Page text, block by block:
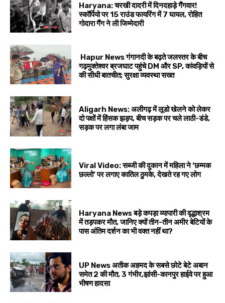
Haryana: चरखी दादरी में दिनदहाड़े गैंगवार!
स्कॉर्पियो पर 15 राउंड फायरिंग में 7 घायल, रोहित
गोदारा गैंग ने ली जिम्मेदारी
Hapur News गंगानदी के बढ़ते जलस्तर के बीच
गढ़मुक्तेश्वर ब्रजघाट पहुंचे DM और SP, कांवड़ियों से
की सीधी बातचीत; सुरक्षा व्यवस्था सख्त
Aligarh News: अलीगढ़ में लूडो खेलने को लेकर
दो पक्षों में हिंसक झड़प, बीच सड़क पर चले लाठी-डंडे,
सड़क पर लगा लंबा जाम
Viral Video: सब्जी की दुकान में महिला ने ‘छम्मक
छल्लो’ पर लगाए कातिल ठुमके, देखते रह गए लोग
Haryana News बड़े कपड़ा व्यापारी की वृद्धाश्रम
में तड़पकर मौत, जानिए क्यों तीन-तीन अमीर बेटियों के
पास अंतिम दर्शन का भी वक्त नहीं था?
UP News अतीक अहमद के सबसे छोटे बेटे अबान
समेत 2 की मौत, 3 गंभीर,झांसी-कानपुर हाईवे पर हुआ
भीषण हादसा